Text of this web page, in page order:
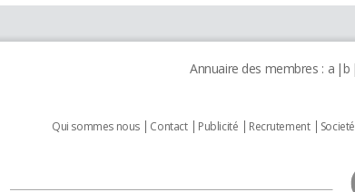
Annuaire des membres : a b
Qui sommes nous Contact Publicité Recrutement Societé